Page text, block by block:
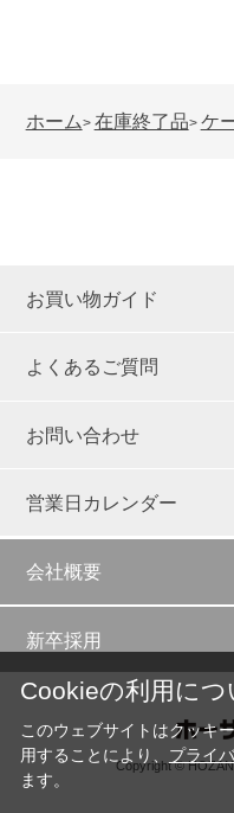
ホーム> 在庫終了品> ケ
お買い物ガイド
よくあるご質問
お問い合わせ
営業日カレンダー
会社概要
新卒採用
Copyright ©
Cookieの利用につ
このウェブサイトはクッキ
用することにより、 プライ
ます。